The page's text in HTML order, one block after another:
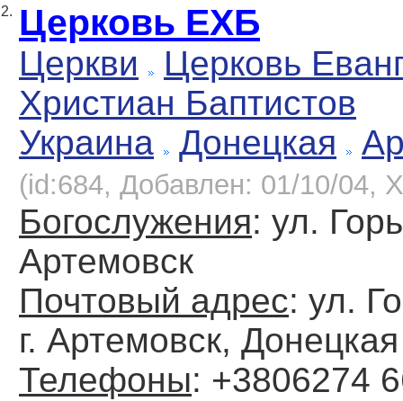
2. Церковь ЕХБ
Церкви
Церковь
Христиан Баптистов
Украина
Донецкая
(id:684, Добавлен: 01/10/04,
Богослужения: ул.
Артемовск
Почтовый адрес: ул.
г. Артемовск,
Телефоны: +3806274